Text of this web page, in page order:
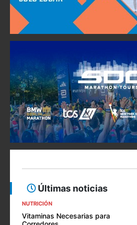
Últimas noticias
NUTRICIÓN
Vitaminas Necesarias para